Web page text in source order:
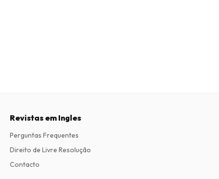
Revistas em Ingles
Perguntas Frequentes
Direito de Livre Resolução
Contacto